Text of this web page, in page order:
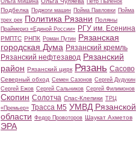
Ольга Мишина
Петр Пыленок
Подбелка Поджоги машин Пойма Павловки Пойма
трех рек Политика Рязани Поляны
Праймериз «Единой России» РГУ им. Есенина
РМПТС РНПК Роман Путин Рязанская
городская Дума Рязанский кремль
Рязанский нефтезавод Рязанский
район Рязанский цирк Рязань Сасово
Северный обход Семен Сазонов Сергей Дудукин
Сергей Ежов Сергей Сальников Сергей Филимонов
Скопин Солотча Спас-Клепики ТРЦ
«Премьер» Трасса М5 УМВД Рязанской
области Федор Провоторов Шаукат Ахметов
ЭРА